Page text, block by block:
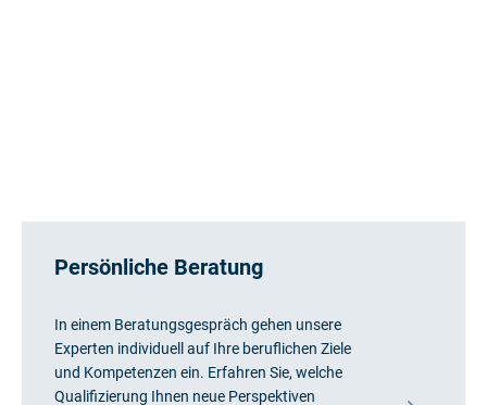
Persönliche Beratung
In einem Beratungsgespräch gehen unsere
Experten individuell auf Ihre beruflichen Ziele
und Kompetenzen ein. Erfahren Sie, welche
Qualifizierung Ihnen neue Perspektiven